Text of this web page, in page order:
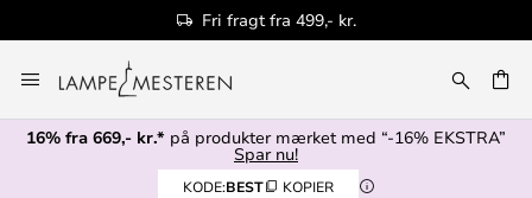
Fri fragt fra 499,- kr.
to
Content
16% fra 669,- kr.* på produkter mærket med “-16% EKSTRA”
Spar nu!
KODE:BEST KOPIER